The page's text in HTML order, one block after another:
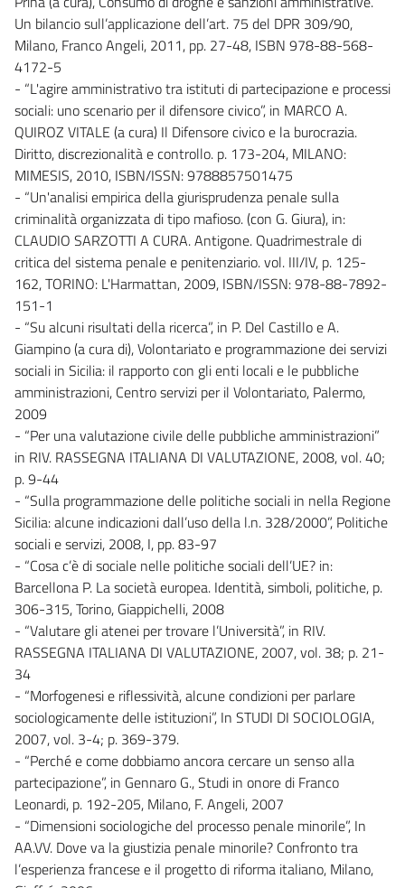
Un bilancio sull’applicazione dell’art. 75 del DPR 309/90,
Milano, Franco Angeli, 2011, pp. 27-48, ISBN 978-88-568-
4172-5
- “L'agire amministrativo tra istituti di partecipazione e processi
sociali: uno scenario per il difensore civico”, in MARCO A.
QUIROZ VITALE (a cura) Il Difensore civico e la burocrazia.
Diritto, discrezionalità e controllo. p. 173-204, MILANO:
MIMESIS, 2010, ISBN/ISSN: 9788857501475
- “Un'analisi empirica della giurisprudenza penale sulla
criminalità organizzata di tipo mafioso. (con G. Giura), in:
CLAUDIO SARZOTTI A CURA. Antigone. Quadrimestrale di
critica del sistema penale e penitenziario. vol. III/IV, p. 125-
162, TORINO: L'Harmattan, 2009, ISBN/ISSN: 978-88-7892-
151-1
- “Su alcuni risultati della ricerca”, in P. Del Castillo e A.
Giampino (a cura di), Volontariato e programmazione dei servizi
sociali in Sicilia: il rapporto con gli enti locali e le pubbliche
amministrazioni, Centro servizi per il Volontariato, Palermo,
2009
- “Per una valutazione civile delle pubbliche amministrazioni”
in RIV. RASSEGNA ITALIANA DI VALUTAZIONE, 2008, vol. 40;
p. 9-44
- “Sulla programmazione delle politiche sociali in nella Regione
Sicilia: alcune indicazioni dall’uso della l.n. 328/2000”, Politiche
sociali e servizi, 2008, I, pp. 83-97
- “Cosa c’è di sociale nelle politiche sociali dell’UE? in:
Barcellona P. La società europea. Identità, simboli, politiche, p.
306-315, Torino, Giappichelli, 2008
- “Valutare gli atenei per trovare l’Università”, in RIV.
RASSEGNA ITALIANA DI VALUTAZIONE, 2007, vol. 38; p. 21-
34
- “Morfogenesi e riflessività, alcune condizioni per parlare
sociologicamente delle istituzioni”, In STUDI DI SOCIOLOGIA,
2007, vol. 3-4; p. 369-379.
- “Perché e come dobbiamo ancora cercare un senso alla
partecipazione”, in Gennaro G., Studi in onore di Franco
Leonardi, p. 192-205, Milano, F. Angeli, 2007
- “Dimensioni sociologiche del processo penale minorile”, In
AA.VV. Dove va la giustizia penale minorile? Confronto tra
l’esperienza francese e il progetto di riforma italiano, Milano,